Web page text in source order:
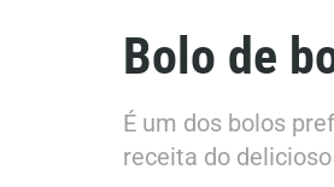
Bolo de
É um dos bolos
receita do